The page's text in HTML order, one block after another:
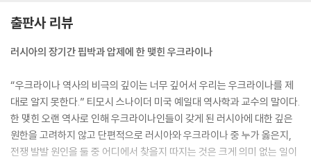
출판사 리뷰
러시아의 장기간 핍박과 압제에 한 맺힌 우크라이나
“우크라이나 역사의 비극의 깊이는 너무 깊어서 우리는 우크라이나를 제
대로 알지 못한다.” 티모시 스나이더 미국 예일대 역사학과 교수의 말이다.
한 맺힌 오랜 역사로 인해 우크라이나인들이 갖게 된 러시아에 대한 깊은
원한을 고려하지 않고 단편적으로 러시아와 우크라이나 중 누가 옳은지,
전쟁 발발 원인을 둘 중 어디에서 찾을지 따지는 것은 크게 의미 없는 일이